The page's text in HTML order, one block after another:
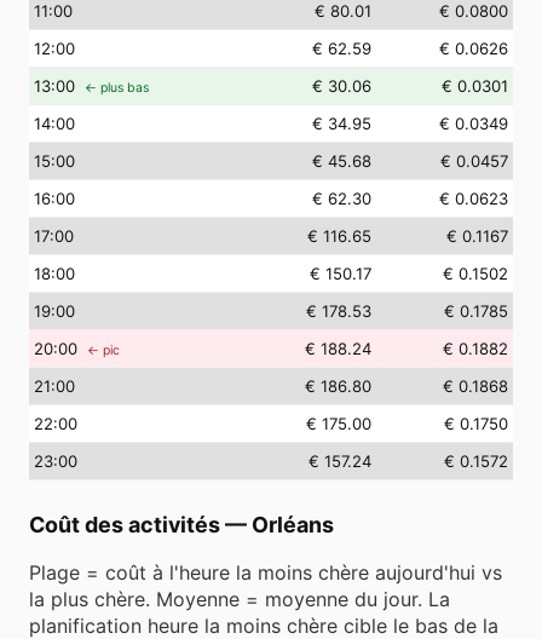
11:00 € 80.01
€ 0.0800
12:00 € 62.59
€ 0.0626
13:00 ← plus bas € 30.06
€ 0.0301
14:00 € 34.95
€ 0.0349
15:00 € 45.68
€ 0.0457
16:00 € 62.30
€ 0.0623
17:00 € 116.65
€ 0.1167
18:00 € 150.17
€ 0.1502
19:00 € 178.53
€ 0.1785
20:00 ← pic € 188.24
€ 0.1882
21:00 € 186.80
€ 0.1868
22:00 € 175.00
€ 0.1750
23:00 € 157.24 € 0.1572
Coût des activités— Orléans
Plage = coût à l'heure la moins chère aujourd'hui vs
la plus chère. Moyenne = moyenne du jour. La
planification heure la moins chère cible le bas de la